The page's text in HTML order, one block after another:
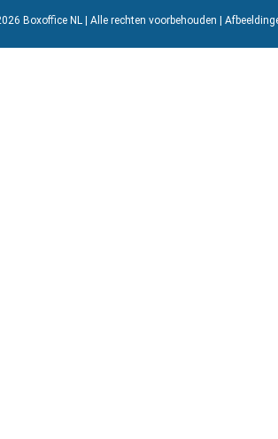
Boxoffice NL | Alle rechten voorbehouden |